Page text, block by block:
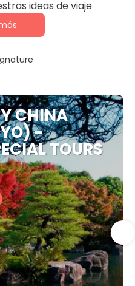
ideas de viaje
CHINA
-
TOURS